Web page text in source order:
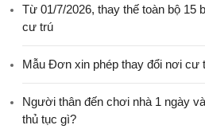
Từ 01/7/2026, thay thế toàn bộ 15
cư trú
Mẫu Đơn xin phép thay đổi nơi cư
Người thân đến chơi nhà 1 ngày
thủ tục gì?